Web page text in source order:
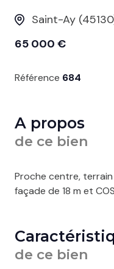
Saint-Ay
65 000 €
Référence 684
A propos
de ce bien
Proche centre, terrain
façade de 18 m et
de ce bien